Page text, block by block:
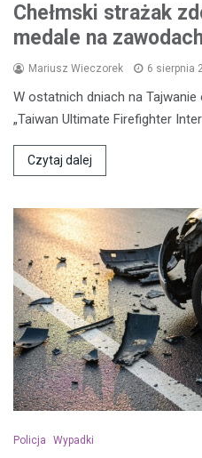
Chełmski strażak
medale na
Mariusz Wieczorek 6 sierpnia
W ostatnich dniach na
„Taiwan Ultimate Firefighter
Czytaj dalej
Policja Wypadki